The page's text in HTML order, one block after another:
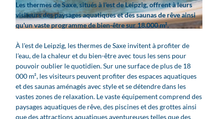
Les thermes de Saxe, situés à l'est de Leipzig, offrent à leurs
visiteurs des paysages aquatiques et des saunas de rêve ainsi
qu'un vaste programme de bien-être sur 18.000 m².
À l'est de Leipzig, les thermes de Saxe invitent à profiter de
l'eau, de la chaleur et du bien-être avec tous les sens pour
pouvoir oublier le quotidien. Sur une surface de plus de 18
000 m², les visiteurs peuvent profiter des espaces aquatiques
et des saunas aménagés avec style et se détendre dans les
vastes zones de relaxation. Le vaste équipement comprend des
paysages aquatiques de rêve, des piscines et des grottes ainsi
que des attractions aquatiques aventureuses telles que des